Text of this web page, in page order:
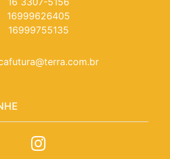
16999626405
16999755135